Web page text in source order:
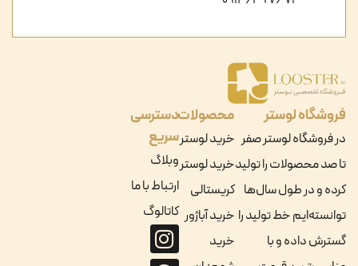
فروشگاه لوستر
در فروشگاه لوستر صفر
تا صد محصولات را تولید
کرده و در طول سال‌ها
توانسته‌ایم خط تولید را
گسترش داده و با
محصولات
خرید لوستر
خرید لوستر
کریستالی
خرید آباژور
خرید
دسترسی
سریع
وبلاگ
ارتباط با ما
کاتالوگ